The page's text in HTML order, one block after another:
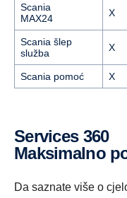
Scania
MAX24
X
Scania šlep
služba
X
Scania pomoć X
Services 360
Maksimalno
Da saznate više o